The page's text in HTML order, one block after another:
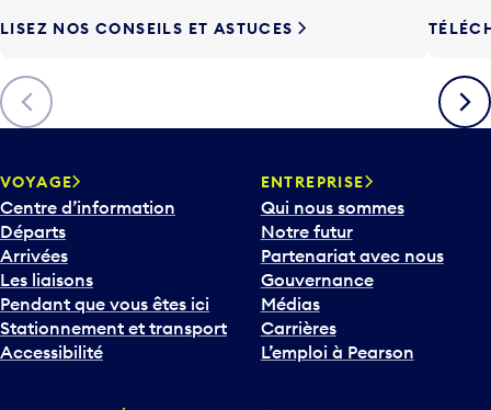
Précédent
LISEZ NOS CONSEILS ET ASTUCES
VOYAGE
Centre d’information
Départs
Arrivées
Les liaisons
Pendant que vous êtes ici
Stationnement et transport
Accessibilité
ENTREPRISE
Qui nous sommes
Notre futur
Partenariat avec nous
Gouvernance
Médias
Carrières
L’emploi à Pearson